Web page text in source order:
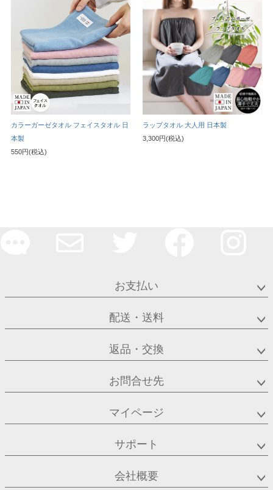
カラーガーゼタオル フェイスタオル 日
本製
550円(税込)
ラップタオル 大人用 日本製
3,300円(税込)
お支払い
配送・送料
返品・交換
お問合せ先
マイページ
サポート
会社概要